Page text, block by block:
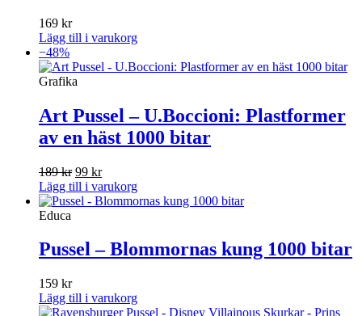
169 kr
Lägg till i varukorg
−48%
Grafika
Art Pussel – U.Boccioni: Plastformer
av en häst 1000 bitar
189kr Det
ursprungliga
priset
99 krDet
nuvarande
priset
Lägg till i varukorg
Educa
Pussel – Blommornas kung 1000 bitar
159 kr
Lägg till i varukorg